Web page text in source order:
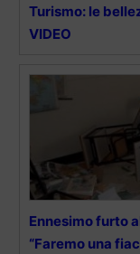
Turismo: le
VIDEO
Ennesimo furto
“Faremo una